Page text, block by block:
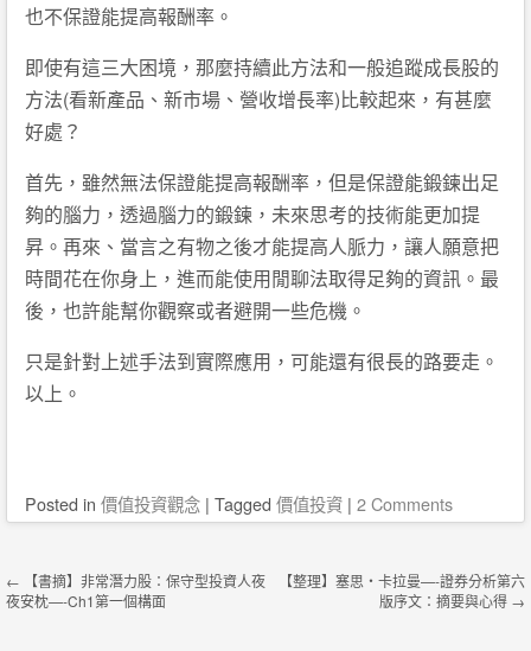
也不保證能提高報酬率。
即使有這三大困境，那麼持續此方法和一般追蹤成長股的
方法(看新產品、新市場、營收增長率)比較起來，有甚麼
好處？
首先，雖然無法保證能提高報酬率，但是保證能鍛鍊出足
夠的腦力，透過腦力的鍛鍊，未來思考的技術能更加提
昇。再來、當言之有物之後才能提高人脈力，讓人願意把
時間花在你身上，進而能使用閒聊法取得足夠的資訊。最
後，也許能幫你觀察或者避開一些危機。
只是針對上述手法到實際應用，可能還有很長的路要走。
以上。
Posted in 價值投資觀念 | Tagged 價值投資 | 2 Comments
← 【書摘】非常潛力股：保守型投資人夜
夜安枕—-Ch1第一個構面
【整理】塞思‧卡拉曼—-證券分析第六
版序文：摘要與心得 →